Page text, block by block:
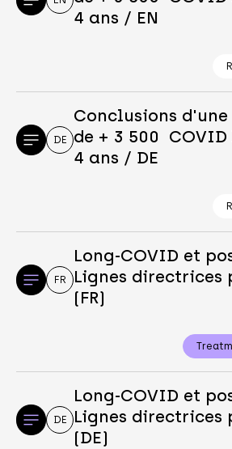
4 ans / EN
DE
Conclusions
de + 3 500
4 ans / DE
FR
Long-COVID et
Lignes directrices
(FR)
DE
Long-COVID et
Lignes directrices
(DE)